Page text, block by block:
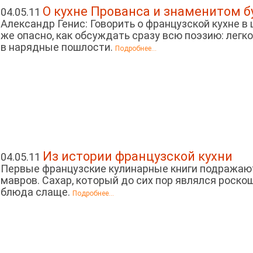
04.05.11 О кухне Прованса и знаменитом
Александр Генис: Говорить о французской кухне в
же опасно, как обсуждать сразу всю поэзию:
в нарядные пошлости.Подробнее...
04.05.11 Из истории французской кухни
Первые французские кулинарные книги
мавров. Сахар, который до сих пор являлся
блюда слаще.Подробнее...